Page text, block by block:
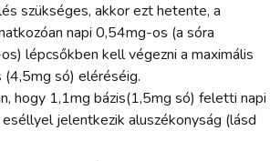
szükséges, akkor ezt hetente, a
napi 0,54mg-os (a sóra
lépcsőkben kell végezni a maximális
(4,5mg só) eléréséig.
hogy 1,1mg bázis(1,5mg só) feletti napi
jelentkezik aluszékonyság (lásd